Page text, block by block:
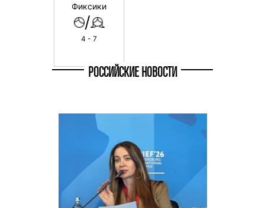
Фиксики
/
4 - 7
РОССИЙСКИЕ НОВОСТИ